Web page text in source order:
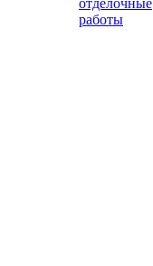
отделочные
работы